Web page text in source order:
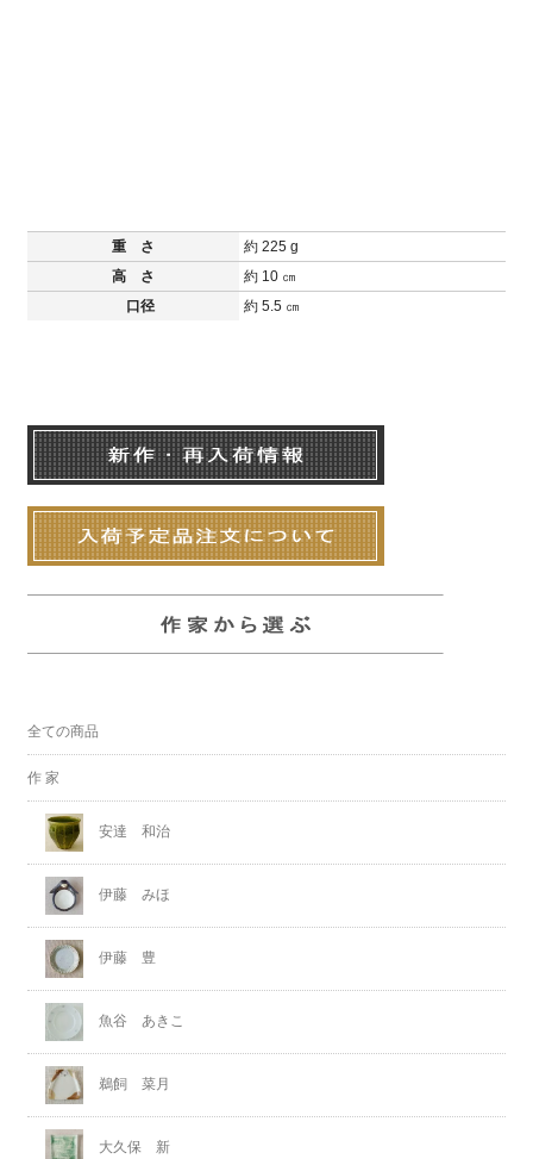
重 さ
約 225 g
高 さ
約 10 ㎝
口径
約 5.5 ㎝
全ての商品
作 家
安達 和治
伊藤 みほ
伊藤 豊
魚谷 あきこ
鵜飼 菜月
大久保 新